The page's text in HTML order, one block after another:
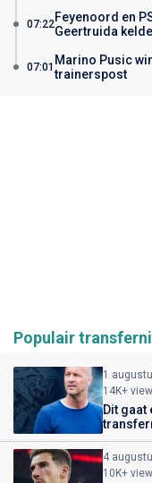
07:22Feyenoord en
Geertruida
07:01 Marino Pusic
trainerspost
Populair
1
14K+
Dit gaat
4
10K+